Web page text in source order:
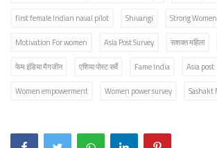
first female Indian naval pilot Shivangi Strong Women
Motivation For women Asia Post Survey सशक्त महिला
फेम इंडिया मैगजीन एशिया पोस्ट सर्वे Fame India Asia post
Women empowerment Women power survey Sashakt